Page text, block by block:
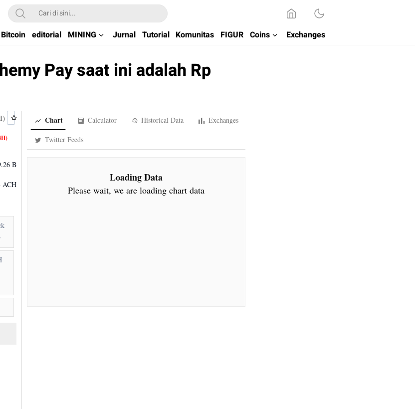
editorial MINING Jurnal Tutorial Komunitas FIGUR Coins Exchanges
Pay saat ini adalah Rp
B
ACH
Chart Calculator Historical Data Exchanges
Twitter Feeds
Loading Data
Please wait, we are loading chart data